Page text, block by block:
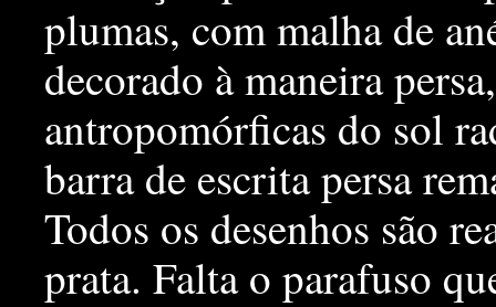
plumas, com malha de
decorado à maneira
antropomórficas do sol
barra de escrita persa
Todos os desenhos são
prata. Falta o parafuso